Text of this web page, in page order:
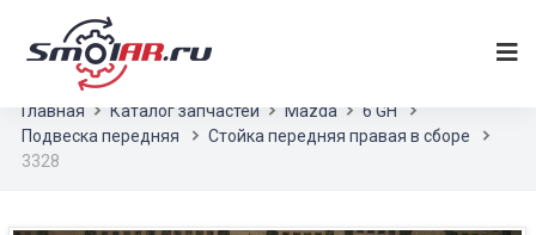
Главная Каталог запчастей Mazda
6 GH
Подвеска передняя
Стойка передняя правая в сборе
3328